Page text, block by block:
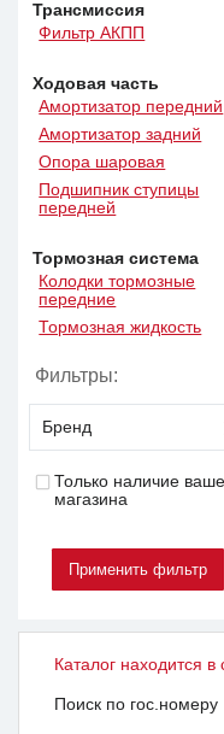
Трансмиссия
Фильтр АКПП
Ходовая часть
Амортизатор передний
Амортизатор задний
Опора шаровая
Подшипник ступицы
передней
Тормозная система
Колодки тормозные
передние
Тормозная жидкость
Фильтры:
Бренд
Только наличие
магазина
Каталог находится
Поиск по гос.номеру